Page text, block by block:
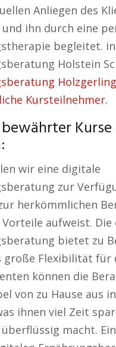
Anliegen des
ihn durch eine
begleitet.
Holstein
Kursteilnehmer.
bewährter
wir eine digitale
zur
herkömmlichen
Vorteile aufweist.
bietet zu
große Flexibilität für
können die
von zu Hause aus
ihnen viel Zeit
macht.